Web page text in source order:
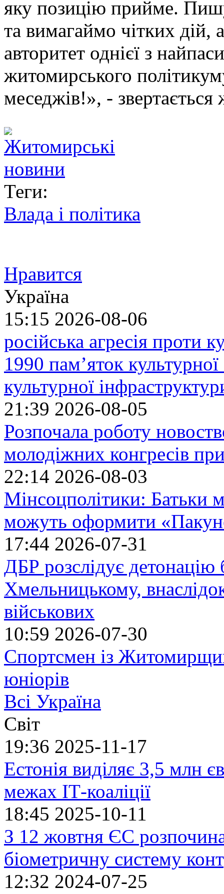
яку позицію прийме.
та вимагаймо чітких дій,
авторитет однієї з
житомирського
меседжів!», -
Теги:
Влада і політика
Нравится
Україна
15:15 2026-08-06
російська агресія проти
1990 пам’яток
культурної
21:39 2026-08-05
Розпочала роботу
молодіжних конгресів
22:14 2026-08-03
Мінсоцполітики: Батьки
можуть оформити
17:44 2026-07-31
ДБР розслідує детонацію
Хмельницькому,
військових
10:59 2026-07-30
Спортсмен із
юніорів
Всі Україна
Світ
19:36 2025-11-17
Естонія виділяє 3,5 млн
межах ІТ-коаліції
18:45 2025-10-11
З 12 жовтня ЄС
біометричну систему
12:32 2024-07-25